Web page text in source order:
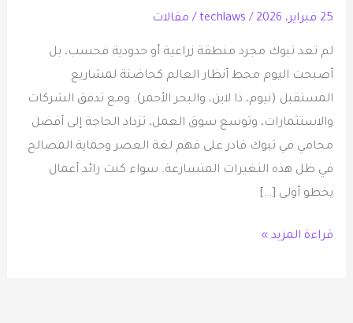
25 فبراير، 2026 /
techlaws
/ مقالات
لم تعد تبوك مجرد منطقة زراعية أو حدودية فحسب، بل
أصبحت اليوم محط أنظار العالم كحاضنة لمشاريع
المستقبل (نيوم، ذا لاين، والبحر الأحمر). ومع تدفق الشركات
والاستثمارات، وتوسع سوق العمل، تزداد الحاجة إلى أفضل
محامي في تبوك قادر على فهم لغة العصر وحماية المصالح
في ظل هذه التغيرات المتسارعة. سواء كنت رائد أعمال
يخطو أولى […]
في
قراءة المزيد »